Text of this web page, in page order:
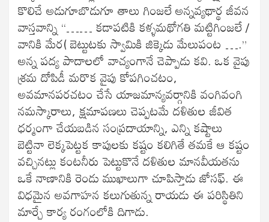
కొలిచే అడుగూబొడుగూ తాలు గింజలే అన్నవ్యథార్థ జీవన
వాస్తవాన్ని “…… కడాపటికి కళ్ళమథోగతి మట్టిగింజలే /
వానికి మేర( బెట్టుటకు స్వామికి జిక్కెడు మేలుపంట ….”
అన్న పద్య పాదాలలో వాచ్యంగానే చెప్పాడు కవి. ఒక వైపు
శ్రమ దోపిడీ మరొక వైపు కోపగించటం,
అవమానపరచటం చేసే యాజమాన్యవర్గానికి వంగివంగి
నమస్కారాలు, క్షమాపణలు చెప్పటమే దళితుల జీవిత
ధర్మంగా చేయబడిన సంప్రదాయాన్ని, ఎన్ని కష్టాలు
బెట్టినా లెక్కపెట్టక కాపులకు కష్టం కలిగితే తమకే ఆ కష్టం
వచ్చినట్లు కంటనీరు పెట్టుకొనే దళితుల మానవీయతను
ఒకే నాణానికి రెండు ముఖాలుగా చూపిస్తాడు జోసఫ్. ఈ
విధమైన అవగాహన కలుగుతున్న రాయడు ఈ పరిస్థితిని
మార్చే కార్య రంగంలోకి దిగాడు.